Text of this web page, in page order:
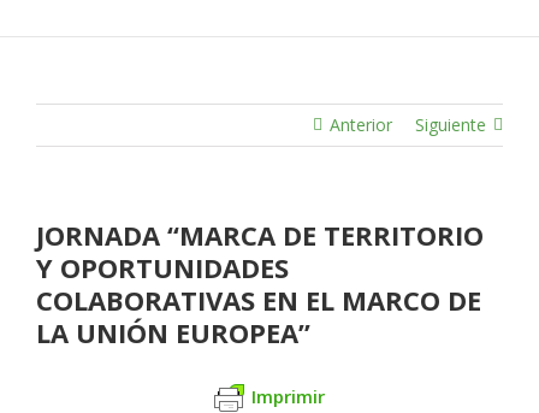
Anterior Siguiente
JORNADA “MARCA DE TERRITORIO
Y OPORTUNIDADES
COLABORATIVAS EN EL MARCO DE
LA UNIÓN EUROPEA”
Imprimir